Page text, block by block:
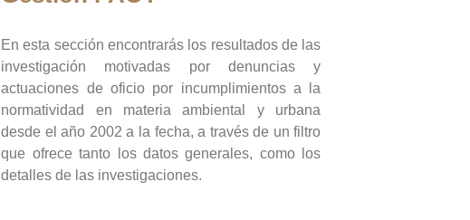
En esta sección encontrarás los resultados de las
investigación motivadas por denuncias y
actuaciones de oficio por incumplimientos a la
normatividad en materia ambiental y urbana
desde el año 2002 a la fecha, a través de un filtro
que ofrece tanto los datos generales, como los
detalles de las investigaciones.